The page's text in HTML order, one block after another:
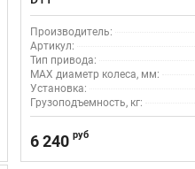
Производитель:
Артикул:
Тип привода:
MAX диаметр колеса, мм:
Установка:
Грузоподъемность, кг:
6 240 руб